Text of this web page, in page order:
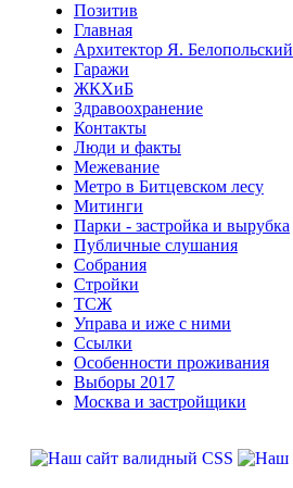
Позитив
Главная
Архитектор Я. Белопольский
Гаражи
ЖКХиБ
Здравоохранение
Контакты
Люди и факты
Межевание
Метро в Битцевском лесу
Митинги
Парки - застройка и вырубка
Публичные слушания
Собрания
Стройки
ТСЖ
Управа и иже с ними
Ссылки
Особенности проживания
Выборы 2017
Москва и застройщики